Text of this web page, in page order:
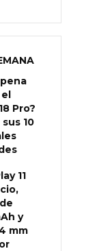
Pro?
10
11
y
mm